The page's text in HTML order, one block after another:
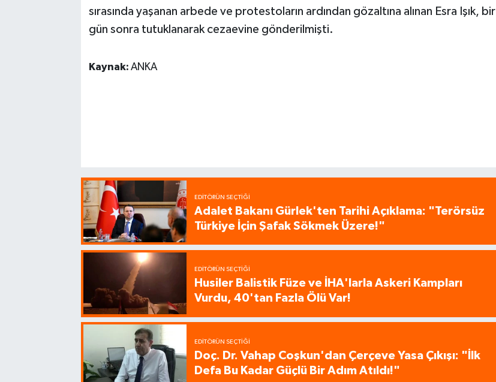
sırasında yaşanan arbede ve protestoların ardından gözaltına alınan Esra Işık, bir
gün sonra tutuklanarak cezaevine gönderilmişti.
Kaynak: ANKA
EDITÖRÜN SEÇTIĞI
Adalet Bakanı Gürlek'ten Tarihi Açıklama: "Terörsüz
Türkiye İçin Şafak Sökmek Üzere!"
EDITÖRÜN SEÇTIĞI
Husiler Balistik Füze ve İHA'larla Askeri Kampları
Vurdu, 40'tan Fazla Ölü Var!
EDITÖRÜN SEÇTIĞI
Doç. Dr. Vahap Coşkun'dan Çerçeve Yasa Çıkışı: "İlk
Defa Bu Kadar Güçlü Bir Adım Atıldı!"